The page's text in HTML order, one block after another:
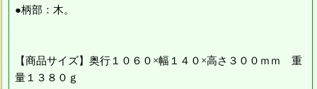
●柄部：木。
【商品サイズ】奥行１０６０×幅１４０×高さ３００ｍｍ 重
量１３８０ｇ